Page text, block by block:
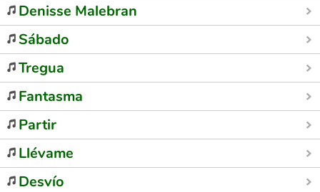
Denisse Malebran
Sábado
Tregua
Fantasma
Partir
Llévame
Desvío